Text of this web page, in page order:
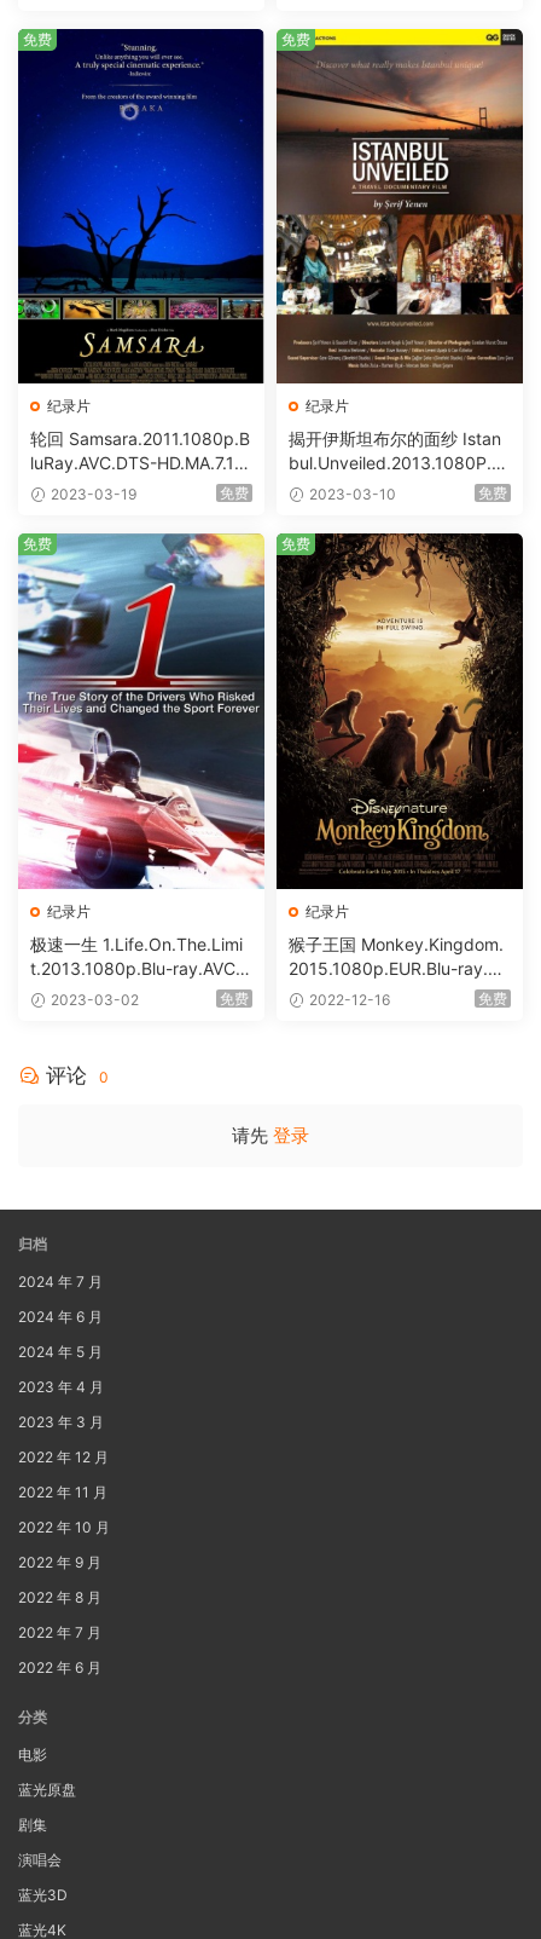
1.91GB]
纪录片
轮回 Samsara.2011.1080p.B
luRay.AVC.DTS-HD.MA.7.1
[BDISO 37.52GB]
2023-03-19 免费
免费
纪录片
揭开伊斯坦布尔的面纱 Istan
bul.Unveiled.2013.1080P.Bl
uRay.AVC.DTS-HD.MA.5.1
2023-03-10 免费
免费
纪录片
极速一生 1.Life.On.The.Limi
t.2013.1080p.Blu-ray.AVC.D
TS-HD.MA.5.1 [BDISO 33.6
2023-03-02 免费
免费
纪录片
猴子王国 Monkey.Kingdom.
2015.1080p.EUR.Blu-ray.AV
C.DTS-HD.MA.5.1 [BDISO 2
2022-12-16 免费
免费
评论 0
请先 登录
归档
2024 年 7 月
2024 年 6 月
2024 年 5 月
2023 年 4 月
2023 年 3 月
2022 年 12 月
2022 年 11 月
2022 年 10 月
2022 年 9 月
2022 年 8 月
2022 年 7 月
2022 年 6 月
分类
电影
蓝光原盘
剧集
演唱会
蓝光3D
蓝光4K